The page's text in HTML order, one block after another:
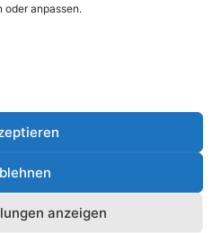
oder anpassen.
anzeigen
Die Neuraminidase ist ein
maßgeblich für die Pathogenität
befindet sich auf der äußeren
Bei Infektion eines